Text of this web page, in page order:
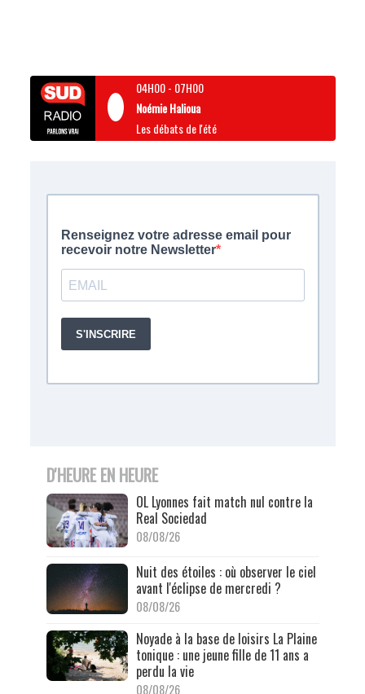
04H00- 07H00
Noémie Halioua
Les débats de l'été
D'HEURE EN HEURE
OL Lyonnes fait match nul contre la
Real Sociedad
08/08/26
Nuit des étoiles : où observer le ciel
avant l'éclipse de mercredi ?
08/08/26
Noyade à la base de loisirs La Plaine
tonique : une jeune fille de 11 ans a
perdu la vie
08/08/26